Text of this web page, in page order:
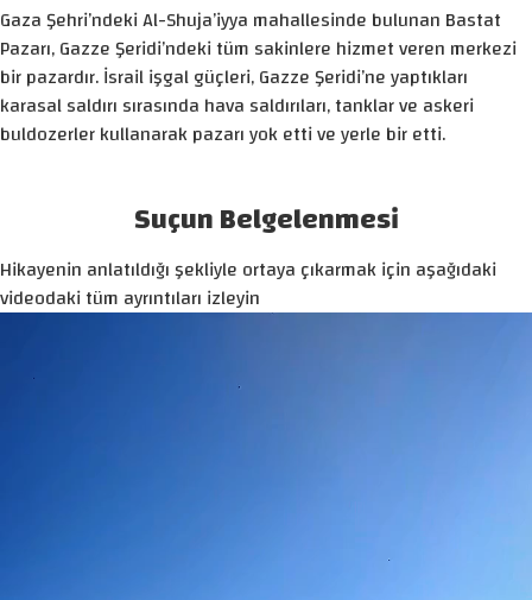
Gaza Şehri’ndeki Al-Shuja’iyya mahallesinde bulunan Bastat
Pazarı, Gazze Şeridi’ndeki tüm sakinlere hizmet veren merkezi
bir pazardır. İsrail işgal güçleri, Gazze Şeridi’ne yaptıkları
karasal saldırı sırasında hava saldırıları, tanklar ve askeri
buldozerler kullanarak pazarı yok etti ve yerle bir etti.
Suçun Belgelenmesi
Hikayenin anlatıldığı şekliyle ortaya çıkarmak için aşağıdaki
videodaki tüm ayrıntıları izleyin